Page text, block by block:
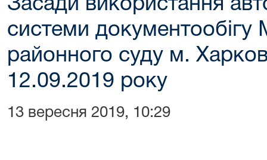
Засади використання
системи документообігу
районного суду м.
12.09.2019 року
13 вересня 2019, 10:29